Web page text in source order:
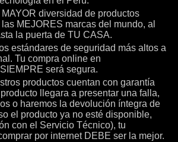
diversidad de productos
MEJORES marcas del mundo, al
la puerta de TU CASA.
estándares de seguridad más altos a
Tu compra online en
SIEMPRE será segura.
productos cuentan con garantía
llegara a presentar una falla,
o haremos la devolución íntegra de
el producto ya no esté disponible,
con el Servicio Técnico), tu
por internet DEBE ser la mejor.